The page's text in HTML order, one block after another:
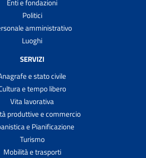
Enti e fondazioni
Politici
amministrativo
Luoghi
SERVIZI
e stato civile
e tempo libero
Vita lavorativa
produttive e commercio
e Pianificazione
Turismo
Mobilità e trasporti